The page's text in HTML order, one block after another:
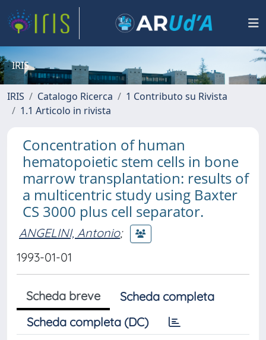
IRIS
IRIS Catalogo Ricerca
1 Contributo su Rivista
1.1 Articolo in rivista
Concentration of human
hematopoietic stem cells in bone
marrow transplantation: results of
a multicentric study using Baxter
CS 3000 plus cell separator.
ANGELINI, Antonio;
1993-01-01
Scheda breve
Scheda completa
Scheda completa (DC)